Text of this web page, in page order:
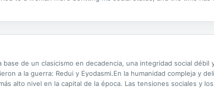
de un clasicismo en decadencia, una integridad social
a la guerra: Redui y Eyodasmi.En la humanidad compleja y
alto nivel en la capital de la época. Las tensiones sociales y